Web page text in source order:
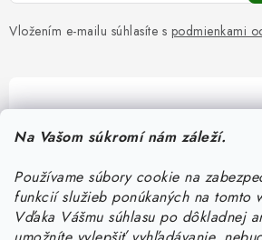
Na Vašom súkromí nám záleží.
Používame súbory cookie na
funkcií služieb ponúkaných na tomto
Vďaka Vášmu súhlasu po dôkladnej
Vložením e-mailu súhlasíte s podmienkami
Pomôžeme vám s
Potrebujete s niečím poradiť?
objednavky@